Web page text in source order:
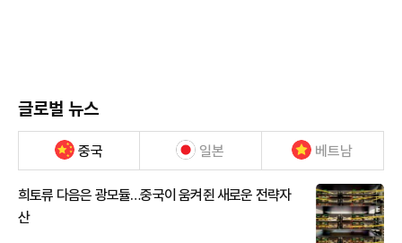
글로벌 뉴스
중국 일본 베트남
희토류 다음은 광모듈…중국이 움켜쥔 새로운 전략자
산